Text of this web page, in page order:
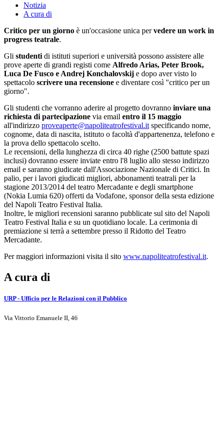
Notizia
A cura di
Critico per un giorno è un'occasione unica pervedere un work in
progress teatrale.
Gli studenti di istituti superiori e università possono assistere alle
prove aperte di grandi registi come Alfredo Arias, Peter Brook,
Luca De Fusco e Andrej Konchalovskij e dopo aver visto lo
spettacolo scrivere una recensione e diventare così "critico per un
giorno".
Gli studenti che vorranno aderire al progetto dovranno inviare una
richiesta di partecipazione via email entro il 15 maggio
all'indirizzo proveaperte@napoliteatrofestival.it specificando nome,
cognome, data di nascita, istituto o facoltà d'appartenenza, telefono e
la prova dello spettacolo scelto.
Le recensioni, della lunghezza di circa 40 righe (2500 battute spazi
inclusi) dovranno essere inviate entro l'8 luglio allo stesso indirizzo
email e saranno giudicate dall'Associazione Nazionale di Critici. In
palio, per i lavori giudicati migliori, abbonamenti teatrali per la
stagione 2013/2014 del teatro Mercadante e degli smartphone
(Nokia Lumia 620) offerti da Vodafone, sponsor della sesta edizione
del Napoli Teatro Festival Italia.
Inoltre, le migliori recensioni saranno pubblicate sul sito del Napoli
Teatro Festival Italia e su un quotidiano locale. La cerimonia di
premiazione si terrà a settembre presso il Ridotto del Teatro
Mercadante.
Per maggiori informazioni visita il sito www.napoliteatrofestival.it.
A cura di
URP - Ufficio per le Relazioni con il Pubblico
Via Vittorio Emanuele II, 46